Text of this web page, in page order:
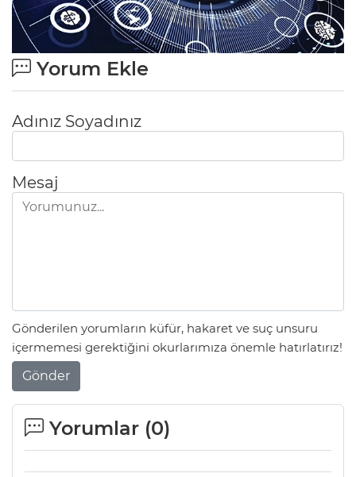
Yorum Ekle
Adınız Soyadınız
Mesaj
Gönderilen yorumların küfür, hakaret ve suç unsuru
içermemesi gerektiğini okurlarımıza önemle hatırlatırız!
Gönder
Yorumlar (0)